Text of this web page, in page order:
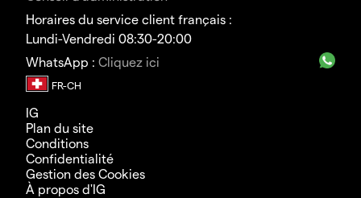
Horaires du service client français :
Lundi-Vendredi 08:30-20:00
WhatsApp : Cliquez ici
IG
Plan du site
Conditions
Confidentialité
Gestion des Cookies
À propos d'IG